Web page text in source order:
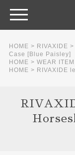
HOME > RIVAXIDE >
Case [Blue Paisley]
HOME > WEAR
HOME > RIVAXIDE